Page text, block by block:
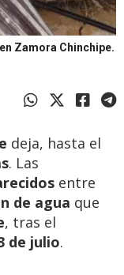
Zamora Chinchipe.
deja, hasta el
. Las
entre
de agua que
, tras el
de julio.